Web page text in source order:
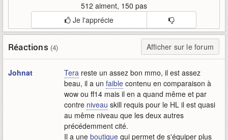
512 aiment, 150 pas
Je l'apprécie
Réactions (4) Afficher sur le forum
Johnat Tera reste un assez bon mmo, il est assez
beau, il a un faible contenu en comparaison à
wow ou ff14 mais il en a quand même et par
contre niveau skill requis pour le HL il est quasi
au même niveau que les deux autres
précédemment cité.
Il a une boutique qui permet de s'équiper plus